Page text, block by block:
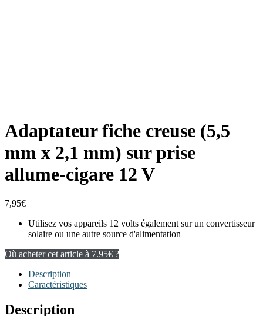
Adaptateur fiche creuse (5,5
mm x 2,1 mm) sur prise
allume-cigare 12 V
7,95€
Utilisez vos appareils 12 volts également sur un convertisseur
solaire ou une autre source d'alimentation
Où acheter cet article à 7.95€ ?
Description
Caractéristiques
Description